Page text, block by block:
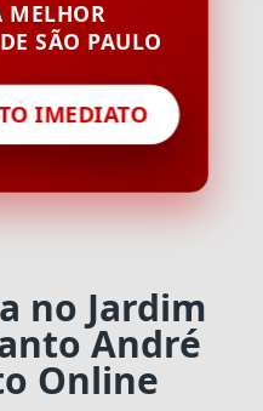
MELHOR
SÃO PAULO
IMEDIATO
no Jardim
André
Online